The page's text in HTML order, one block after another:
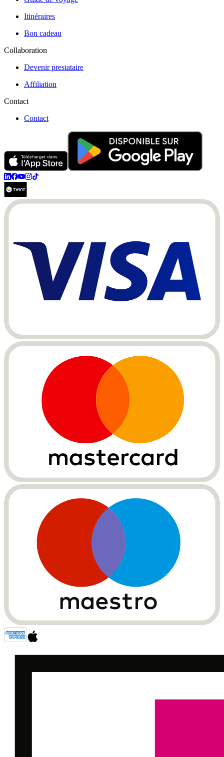
Itinéraires
Bon cadeau
Collaboration
Devenir prestataire
Affiliation
Contact
Contact